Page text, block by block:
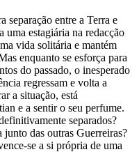
separação entre a Terra e
uma estagiária na redacção
vida solitária e mantém
enquanto se esforça para
do passado, o inesperado
regressam e volta a
a situação, está
e a sentir o seu perfume.
separados?
junto das outras Guerreiras?
se a si própria de uma